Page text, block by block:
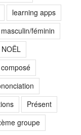
learning apps
masculin/féminin
NOËL
Présent
groupe